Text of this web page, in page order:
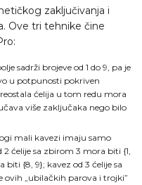
zaključivanja i
Ove tri tehnike čine
sadrži brojeve od 1 do 9, pa je
u potpunosti pokriven
ćelija u tom redu mora
više zaključaka nego bilo
mali kavezi imaju samo
ćelije sa zbirom 3 mora biti {1,
biti {8, 9}; kavez od 3 ćelije sa
ovih „ubilačkih parova i trojki”